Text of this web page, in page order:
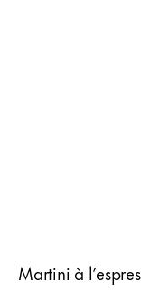
Martini à